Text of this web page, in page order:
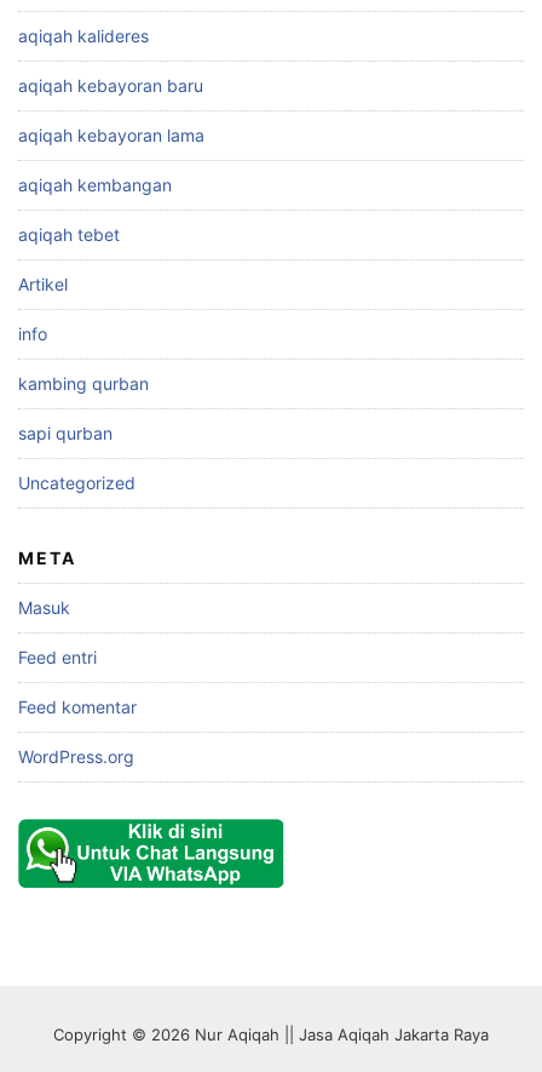
aqiqah kalideres
aqiqah kebayoran baru
aqiqah kebayoran lama
aqiqah kembangan
aqiqah tebet
Artikel
info
kambing qurban
sapi qurban
Uncategorized
META
Masuk
Feed entri
Feed komentar
WordPress.org
Copyright © 2026 Nur Aqiqah || Jasa Aqiqah Jakarta Raya